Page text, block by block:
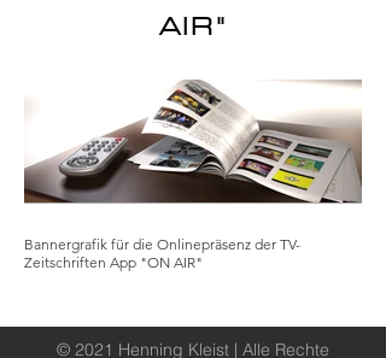
AIR"
Bannergrafik für die Onlinepräsenz der TV-
Zeitschriften App "ON AIR"
© 2021 Henning Kleist | Alle Rechte